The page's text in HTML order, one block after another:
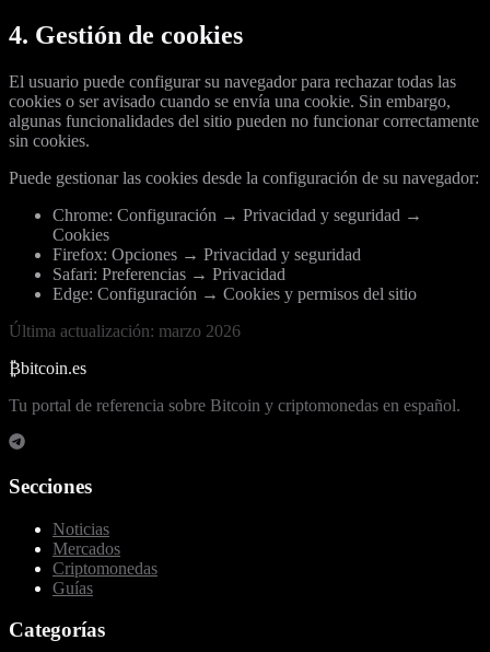
4. Gestión de cookies
El usuario puede configurar su navegador para rechazar todas las
cookies o ser avisado cuando se envía una cookie. Sin embargo,
algunas funcionalidades del sitio pueden no funcionar correctamente
sin cookies.
Puede gestionar las cookies desde la configuración de su navegador:
Chrome: Configuración → Privacidad y seguridad →
Cookies
Firefox: Opciones → Privacidad y seguridad
Safari: Preferencias → Privacidad
Edge: Configuración → Cookies y permisos del sitio
Última actualización: marzo 2026
₿bitcoin.es
Tu portal de referencia sobre Bitcoin y criptomonedas en español.
Secciones
Noticias
Mercados
Criptomonedas
Guías
Categorías